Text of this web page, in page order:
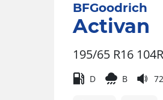
BFGoodrich
Activan
195/65 R16 104R
D B